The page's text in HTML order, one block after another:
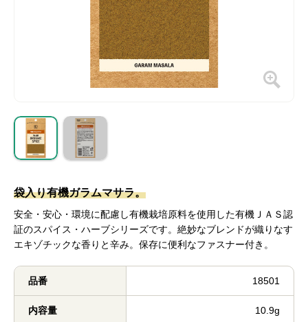
袋入り有機ガラムマサラ。
安全・安心・環境に配慮し有機栽培原料を使用した有機ＪＡＳ認
証のスパイス・ハーブシリーズです。絶妙なブレンドが織りなす
エキゾチックな香りと辛み。保存に便利なファスナー付き。
品番 18501
内容量 10.9g